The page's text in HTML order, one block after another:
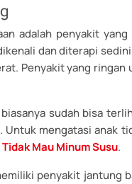
adalah penyakit
dan diterapi
Penyakit yang
sudah bisa
mengatasi anak
Mau Minum Susu.
penyakit jantung